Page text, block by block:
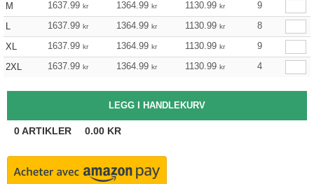
M
1637.99 kr 1364.99 kr 1130.99 kr
9
L
1637.99 kr 1364.99 kr 1130.99 kr
8
XL
1637.99 kr 1364.99 kr 1130.99 kr
9
2XL
1637.99 kr 1364.99 kr 1130.99 kr 4
0ARTIKLER 0.00 KR